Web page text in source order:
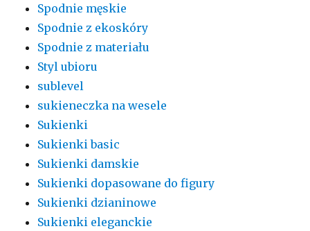
Spodnie męskie
Spodnie z ekoskóry
Spodnie z materiału
Styl ubioru
sublevel
sukieneczka na wesele
Sukienki
Sukienki basic
Sukienki damskie
Sukienki dopasowane do figury
Sukienki dzianinowe
Sukienki eleganckie